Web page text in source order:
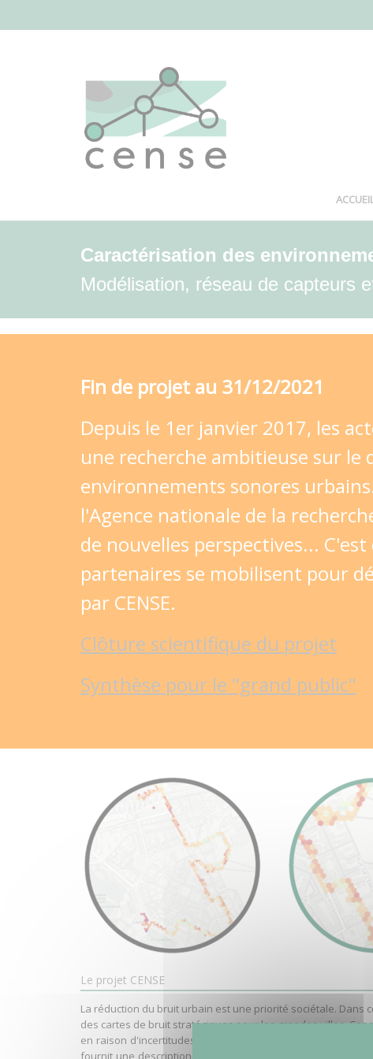
Caractérisation des
Modélisation, réseau de capteurs
Fin de projet au 31/12/2021
Depuis le 1er janvier 2017, les
une recherche ambitieuse sur
environnements sonores
l'Agence nationale de la
de nouvelles perspectives...
partenaires se mobilisent pour
par CENSE.
Clôture scientifique du projet
Synthèse pour le "grand public"
Le projet CENSE
La réduction du bruit urbain est une priorité sociétale. Dans
des cartes de bruit stratégiques pour les grandes villes.
en raison d'incertitudes considérables, qui ne sont pas
fournit une description plus réaliste de l'environnement